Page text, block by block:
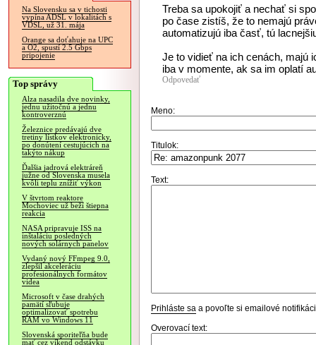
Na Slovensku sa v tichosti
vypína ADSL v lokalitách s
VDSL, už 31. mája
Orange sa doťahuje na UPC
a O2, spustí 2.5 Gbps
pripojenie
Top správy
Alza nasadila dve novinky,
jednu užitočnú a jednu
kontroverznú
Železnice predávajú dve
tretiny lístkov elektronicky,
po donútení cestujúcich na
takýto nákup
Ďalšia jadrová elektráreň
južne od Slovenska musela
kvôli teplu znížiť výkon
V štvrtom reaktore
Mochoviec už beží štiepna
reakcia
NASA pripravuje ISS na
inštaláciu posledných
nových solárnych panelov
Vydaný nový FFmpeg 9.0,
zlepšil akceleráciu
profesionálnych formátov
videa
Microsoft v čase drahých
pamätí sľubuje
optimalizovať spotrebu
RAM vo Windows 11
Slovenská sporiteľňa bude
mať cez víkend odstávku
Treba sa upokojiť a nechať si
po čase zistíš, že to nemajú
automatizujú iba časť, tú
Je to vidieť na ich cenách, majú
iba v momente, ak sa im oplatí
Odpovedať
Meno:
Titulok:
Text:
Prihláste sa a povoľte si emailové
Overovací text: